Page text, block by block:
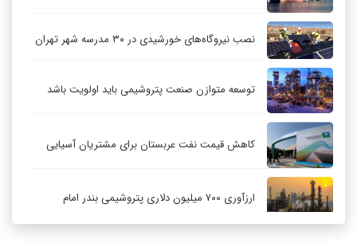
نصب نیروگاه‌های خورشیدی در ۳۰ مدرسه شهر تهران
توسعه متوازن صنعت پتروشیمی باید اولویت باشد
کاهش قیمت نفت عربستان برای مشتریان آسیایی
ارزآوری ۷۰۰ میلیون دلاری پتروشیمی بندر امام